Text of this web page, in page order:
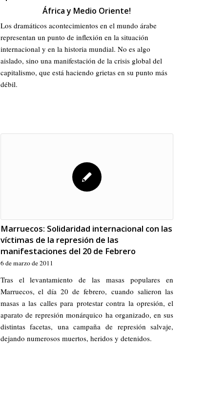
África y Medio Oriente!
Los dramáticos acontecimientos en el mundo árabe
representan un punto de inflexión en la situación
internacional y en la historia mundial. No es algo
aislado, sino una manifestación de la crisis global del
capitalismo, que está haciendo grietas en su punto más
débil.
Marruecos: Solidaridad internacional con las
víctimas de la represión de las
manifestaciones del 20 de Febrero
6 de marzo de 2011
Tras el levantamiento de las masas populares en
Marruecos, el día 20 de febrero, cuando salieron las
masas a las calles para protestar contra la opresión, el
aparato de represión monárquico ha organizado, en sus
distintas facetas, una campaña de represión salvaje,
dejando numerosos muertos, heridos y detenidos.